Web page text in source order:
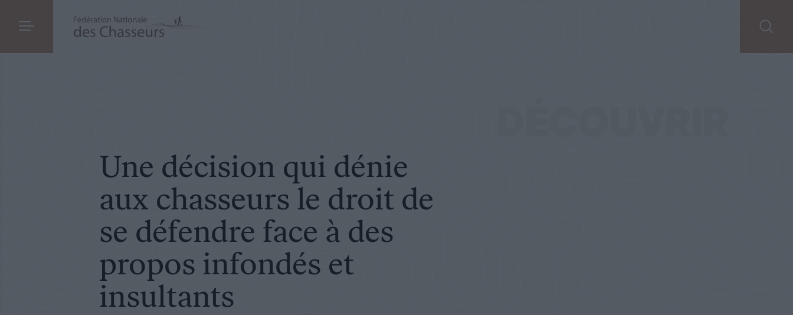
Une décision qui dénie
aux chasseurs le droit de
se défendre face à des
propos infondés et
insultants